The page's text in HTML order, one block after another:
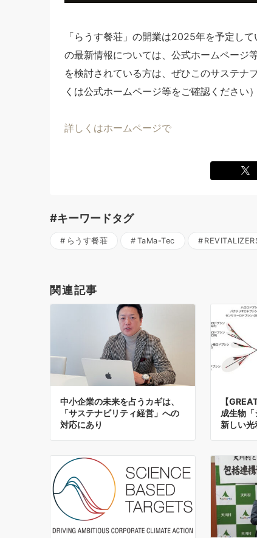
「らうす餐荘」の開業は2025年を予定し
の最新情報については、公式ホームページ
を検討されている方は、ぜひこのサステナ
くは公式ホームページ等をご確認ください）
詳しくはホームページで
#キーワードタグ
らうす餐荘 TaMa-Tec
関連記事
中小企業の未来を占うカギは、
「サステナビリティ経営」への
対応にあり
【
成生物
新しい